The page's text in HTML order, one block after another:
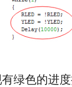
绿色的进